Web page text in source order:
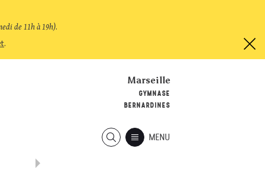
de 11h à 19h).
.
Marseille
GYMNASE
BERNARDINES
MENU